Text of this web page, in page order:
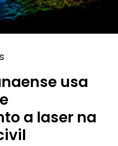
usa
a laser na